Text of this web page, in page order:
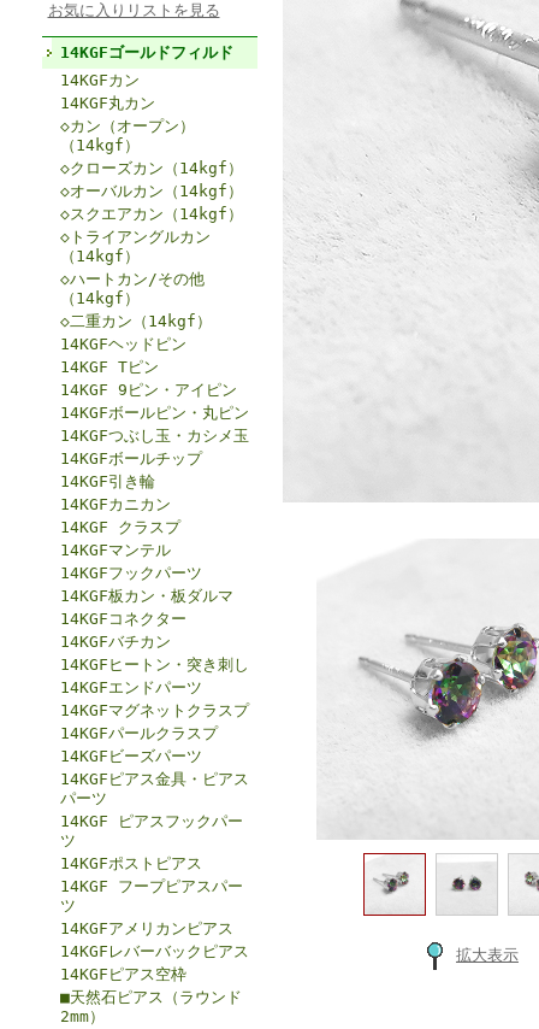
お気に入りリストを見る
14KGFゴールドフィルド
14KGFカン
14KGF丸カン
◇カン（オープン）
（14kgf）
◇クローズカン（14kgf）
◇オーバルカン（14kgf）
◇スクエアカン（14kgf）
◇トライアングルカン
（14kgf）
◇ハートカン/その他
（14kgf）
◇二重カン（14kgf）
14KGFヘッドピン
14KGF Tピン
14KGF 9ピン・アイピン
14KGFボールピン・丸ピン
14KGFつぶし玉・カシメ玉
14KGFボールチップ
14KGF引き輪
14KGFカニカン
14KGF クラスプ
14KGFマンテル
14KGFフックパーツ
14KGF板カン・板ダルマ
14KGFコネクター
14KGFバチカン
14KGFヒートン・突き刺し
14KGFエンドパーツ
14KGFマグネットクラスプ
14KGFパールクラスプ
14KGFビーズパーツ
14KGFピアス金具・ピアス
パーツ
14KGF ピアスフックパー
ツ
14KGFポストピアス
14KGF フープピアスパー
ツ
14KGFアメリカンピアス
14KGFレバーバックピアス
14KGFピアス空枠
■天然石ピアス（ラウンド
2mm）
拡大表示